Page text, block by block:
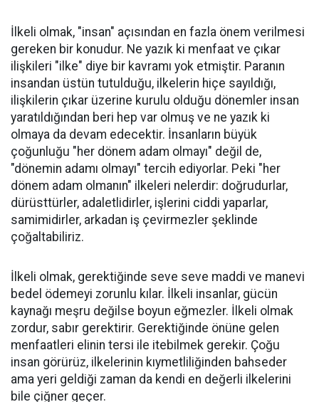
İlkeli olmak, "insan" açısından en fazla önem verilmesi
gereken bir konudur. Ne yazık ki menfaat ve çıkar
ilişkileri "ilke" diye bir kavramı yok etmiştir. Paranın
insandan üstün tutulduğu, ilkelerin hiçe sayıldığı,
ilişkilerin çıkar üzerine kurulu olduğu dönemler insan
yaratıldığından beri hep var olmuş ve ne yazık ki
olmaya da devam edecektir. İnsanların büyük
çoğunluğu "her dönem adam olmayı" değil de,
"dönemin adamı olmayı" tercih ediyorlar. Peki "her
dönem adam olmanın" ilkeleri nelerdir: doğrudurlar,
dürüsttürler, adaletlidirler, işlerini ciddi yaparlar,
samimidirler, arkadan iş çevirmezler şeklinde
çoğaltabiliriz.
İlkeli olmak, gerektiğinde seve seve maddi ve manevi
bedel ödemeyi zorunlu kılar. İlkeli insanlar, gücün
kaynağı meşru değilse boyun eğmezler. İlkeli olmak
zordur, sabır gerektirir. Gerektiğinde önüne gelen
menfaatleri elinin tersi ile itebilmek gerekir. Çoğu
insan görürüz, ilkelerinin kıymetliliğinden bahseder
ama yeri geldiği zaman da kendi en değerli ilkelerini
bile çiğner geçer.